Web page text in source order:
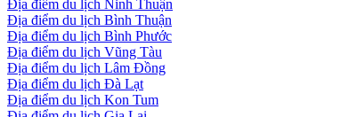
Địa điểm du lịch Ninh Thuận
Địa điểm du lịch Bình Thuận
Địa điểm du lịch Bình Phước
Địa điểm du lịch Vũng Tàu
Địa điểm du lịch Lâm Đồng
Địa điểm du lịch Đà Lạt
Địa điểm du lịch Kon Tum